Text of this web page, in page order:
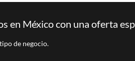
en México con una oferta
de negocio.